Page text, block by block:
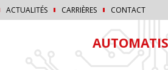
ACTUALITÉS CARRIÈRES CONTACT